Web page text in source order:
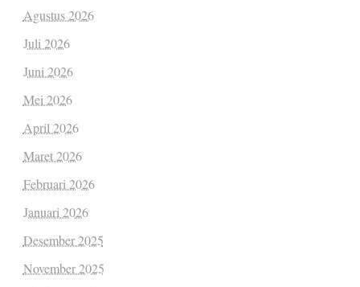
Agustus 2026
Juli 2026
Juni 2026
Mei 2026
April 2026
Maret 2026
Februari 2026
Januari 2026
Desember 2025
November 2025